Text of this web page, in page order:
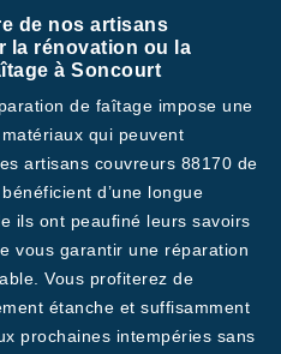
de nos artisans
la rénovation ou la
à Soncourt
de faîtage impose une
qui peuvent
artisans couvreurs 88170 de
d’une longue
ils ont peaufiné leurs savoirs
vous garantir une réparation
Vous profiterez de
étanche et suffisamment
prochaines intempéries sans